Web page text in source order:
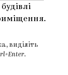
виділіть
.